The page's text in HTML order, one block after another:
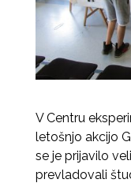
V Centru
letošnjo akcijo
se je prijavilo
prevladovali